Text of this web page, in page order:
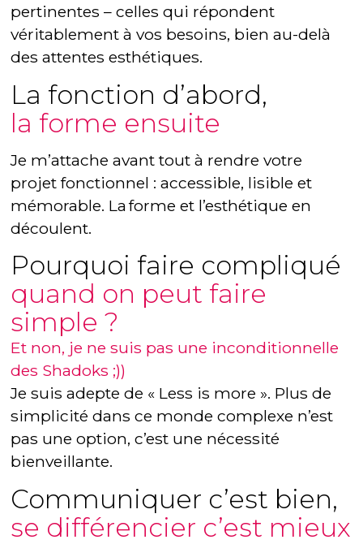
pertinentes – celles qui répondent
véritablement à vos besoins, bien au-delà
des attentes esthétiques.
La fonction d’abord,
la forme ensuite
Je m’attache avant tout à rendre votre
projet fonctionnel : accessible, lisible et
mémorable. La forme et l’esthétique en
découlent.
Pourquoi faire compliqué
quand on peut faire
simple ?
Et non, je ne suis pas une inconditionnelle
des Shadoks ;))
Je suis adepte de « Less is more ». Plus de
simplicité dans ce monde complexe n’est
pas une option, c’est une nécessité
bienveillante.
Communiquer c’est bien,
se différencier c’est mieux